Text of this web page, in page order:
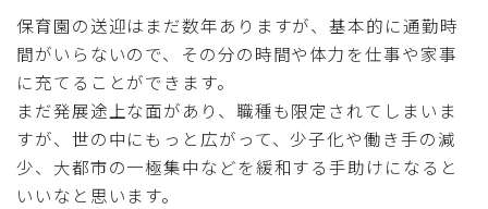
保育園の送迎はまだ数年ありますが、基本的に通勤時
間がいらないので、その分の時間や体力を仕事や家事
に充てることができます。
まだ発展途上な面があり、職種も限定されてしまいま
すが、世の中にもっと広がって、少子化や働き手の減
少、大都市の一極集中などを緩和する手助けになると
いいなと思います。